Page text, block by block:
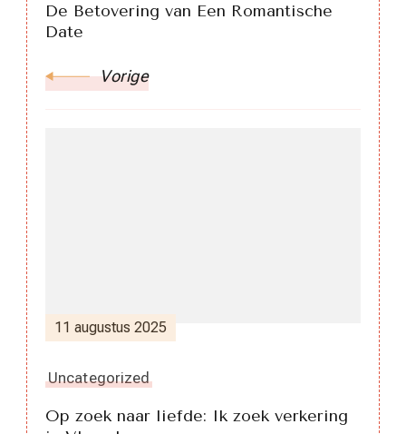
De Betovering van Een Romantische
Date
Vorige
11 augustus 2025
Uncategorized
Op zoek naar liefde: Ik zoek verkering